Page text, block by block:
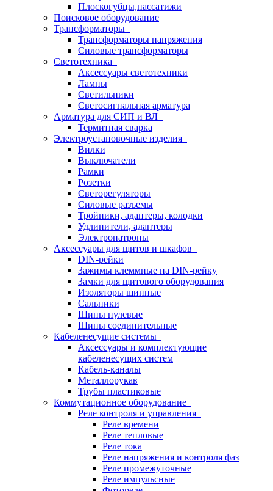
Плоскогубцы,пассатижи
Поисковое оборудование
Трансформаторы
Трансформаторы напряжения
Силовые трансформаторы
Светотехника
Аксессуары светотехники
Лампы
Светильники
Светосигнальная арматура
Арматура для СИП и ВЛ
Термитная сварка
Электроустановочные изделия
Вилки
Выключатели
Рамки
Розетки
Светорегуляторы
Силовые разъемы
Тройники, адаптеры, колодки
Удлинители, адаптеры
Электропатроны
Аксессуары для щитов и шкафов
DIN-рейки
Зажимы клеммные на DIN-рейку
Замки для щитового оборудования
Изоляторы шинные
Сальники
Шины нулевые
Шины соединительные
Кабеленесущие системы
Аксессуары и комплектующие
кабеленесущих систем
Кабель-каналы
Металлорукав
Трубы пластиковые
Коммутационное оборудование
Реле контроля и управления
Реле времени
Реле тепловые
Реле тока
Реле напряжения и контроля фаз
Реле промежуточные
Реле импульсные